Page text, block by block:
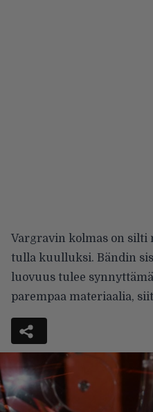
Vargravin kolmas on silti
tulla kuulluksi. Bändin
luovuus tulee
parempaa materiaalia,